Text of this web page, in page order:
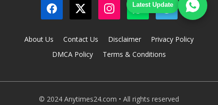
Latest Update
About Us Contact Us Disclaimer
Privacy Policy
DMCA Policy
Terms & Conditions
© 2024 Anytimes24.com • All rights reserved